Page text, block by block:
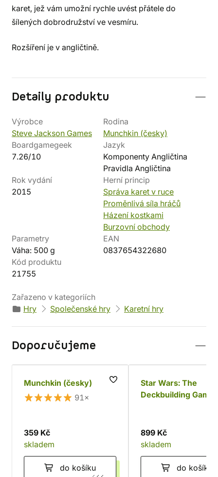
karet, jež vám umožní rychle uvést přátele do
šílených dobrodružství ve vesmíru.
Rozšíření je v angličtině.
Detaily produktu
Výrobce
Steve Jackson Games
Rodina
Munchkin (česky)
Boardgamegeek
7.26/10
Jazyk
Komponenty Angličtina
Pravidla Angličtina
Rok vydání
2015
Herní princip
Správa karet v ruce
Proměnlivá síla hráčů
Házení kostkami
Burzovní obchody
Parametry
Váha: 500 g
EAN
0837654322680
Kód produktu
21755
Zařazeno v kategoriích
Hry
Společenské hry Karetní hry
Doporučujeme
Munchkin (česky)
91×
359 Kč
skladem
do košíku
Star Wars: The
Deckbuilding Game
899 Kč
skladem
do košíku